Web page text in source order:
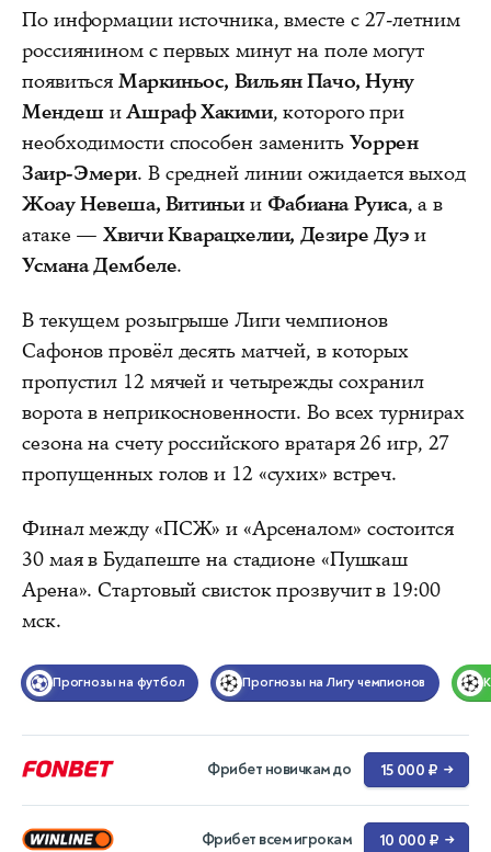
По информации источника, вместе с 27-летним
россиянином с первых минут на поле могут
появитьсяМаркиньос, Вильян Пачо, Нуну
МендешиАшраф Хакими, которого при
необходимости способен заменить Уоррен
Заир-Эмери. В средней линии ожидается выход
Жоау Невеша, Витиньи и Фабиана Руиса, а в
атаке —Хвичи Кварацхелии, Дезире Дуэи
Усмана Дембеле.
В текущем розыгрыше Лиги чемпионов
Сафонов провёл десять матчей, в которых
пропустил 12 мячей и четырежды сохранил
ворота в неприкосновенности. Во всех турнирах
сезона на счету российского вратаря 26 игр, 27
пропущенных голов и 12 «сухих» встреч.
Финал между «ПСЖ» и «Арсеналом» состоится
30 мая в Будапеште на стадионе «Пушкаш
Арена». Стартовый свисток прозвучит в 19:00
мск.
Прогнозы на футбол Прогнозы на Лигу чемпионов
Фрибет новичкам до 15 000 ₽ →
Фрибет всем игрокам 10 000 ₽ →